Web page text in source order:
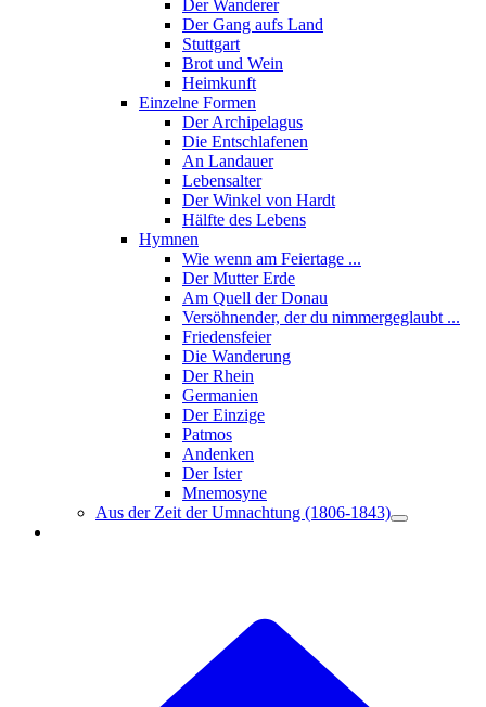
Der Wanderer
Der Gang aufs Land
Stuttgart
Brot und Wein
Heimkunft
Einzelne Formen
Der Archipelagus
Die Entschlafenen
An Landauer
Lebensalter
Der Winkel von Hardt
Hälfte des Lebens
Hymnen
Wie wenn am Feiertage ...
Der Mutter Erde
Am Quell der Donau
Versöhnender, der du nimmergeglaubt ...
Friedensfeier
Die Wanderung
Der Rhein
Germanien
Der Einzige
Patmos
Andenken
Der Ister
Mnemosyne
Aus der Zeit der Umnachtung (1806-1843)